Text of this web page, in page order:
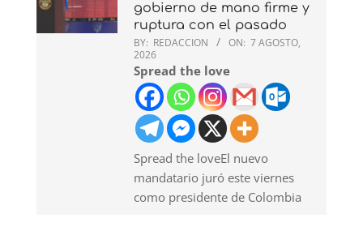
gobierno de mano firme y
ruptura con el pasado
BY: REDACCION ON: 7 AGOSTO,
2026
Spread the love
Spread the loveEl nuevo
mandatario juró este viernes
como presidente de Colombia